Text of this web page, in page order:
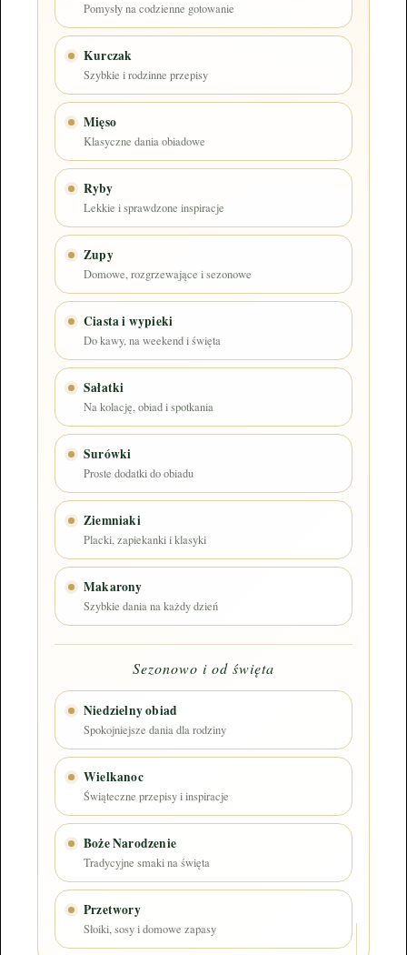
Pomysły na codzienne gotowanie
Kurczak
Szybkie i rodzinne przepisy
Mięso
Klasyczne dania obiadowe
Ryby
Lekkie i sprawdzone inspiracje
Zupy
Domowe, rozgrzewające i sezonowe
Ciasta i wypieki
Do kawy, na weekend i święta
Sałatki
Na kolację, obiad i spotkania
Surówki
Proste dodatki do obiadu
Ziemniaki
Placki, zapiekanki i klasyki
Makarony
Szybkie dania na każdy dzień
Sezonowo i od święta
Niedzielny obiad
Spokojniejsze dania dla rodziny
Wielkanoc
Świąteczne przepisy i inspiracje
Boże Narodzenie
Tradycyjne smaki na święta
Przetwory
Słoiki, sosy i domowe zapasy